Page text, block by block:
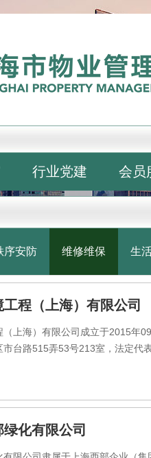
行业党建 会员
序安防 维修维保 生
程（上海）有限公司
（上海）有限公司成立于2015年
市台路515弄53号213室，法定代
化有限公司